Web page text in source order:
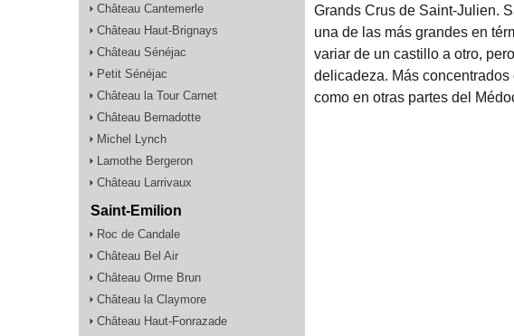
Château Cantemerle
Château Haut-Brignays
Château Sénéjac
Petit Sénéjac
Château la Tour Carnet
Château Bernadotte
Michel Lynch
Lamothe Bergeron
Château Larrivaux
Saint-Emilion
Roc de Candale
Château Bel Air
Château Orme Brun
Château la Claymore
Château Haut-Fonrazade
Grands Crus de Saint-Julien.
una de las más grandes en
variar de un castillo a otro,
delicadeza. Más
como en otras partes del